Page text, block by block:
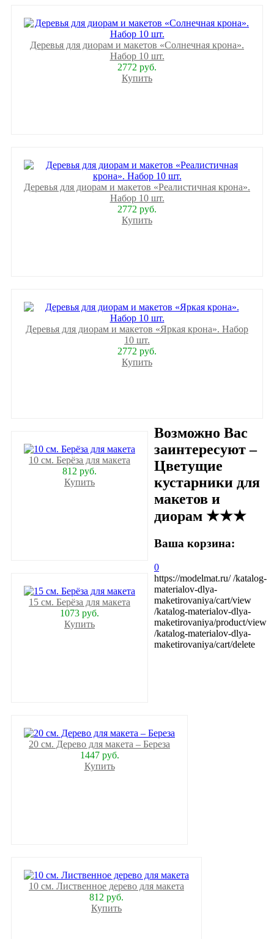
Деревья для диорам и макетов «Солнечная крона».
Набор 10 шт.
2772 руб.
Купить
Деревья для диорам и макетов «Реалистичная крона».
Набор 10 шт.
2772 руб.
Купить
Деревья для диорам и макетов «Яркая крона». Набор
10 шт.
2772 руб.
Купить
10 см. Берёза для макета
812 руб.
Купить
15 см. Берёза для макета
1073 руб.
Купить
20 см. Дерево для макета – Береза
1447 руб.
Купить
10 см. Лиственное дерево для макета
812 руб.
Купить
Возможно Вас
заинтересуют –
Цветущие
кустарники для
макетов и
диорам ★★★
Ваша корзина:
0
https://modelmat.ru/ /katalog-
materialov-dlya-
maketirovaniya/cart/view
/katalog-materialov-dlya-
maketirovaniya/product/view
/katalog-materialov-dlya-
maketirovaniya/cart/delete